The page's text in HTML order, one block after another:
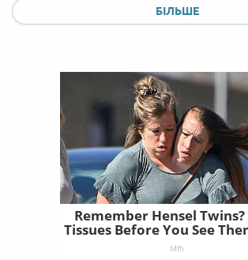
БІЛЬШЕ
Remember Hensel Twins?
Tissues Before You See
Mfh